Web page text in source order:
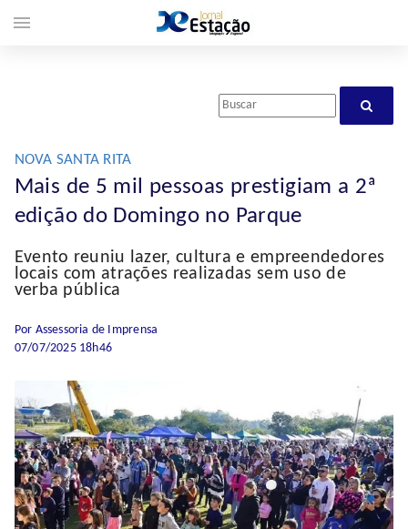
NOVA SANTA RITA
Mais de 5 mil pessoas prestigiam a 2ª
edição do Domingo no Parque
Evento reuniu lazer, cultura e empreendedores
locais com atrações realizadas sem uso de
verba pública
Por Assessoria de Imprensa
07/07/2025 18h46
menu